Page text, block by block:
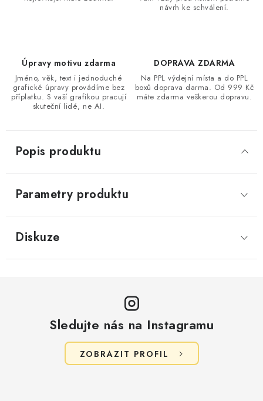
návrh ke schválení.
Úpravy motivu zdarma
Jméno, věk, text i jednoduché
grafické úpravy provádíme bez
příplatku. S vaší grafikou pracují
skuteční lidé, ne AI.
DOPRAVA ZDARMA
Na PPL výdejní místa a do PPL
boxů doprava darma. Od 999 Kč
máte zdarma veškerou dopravu.
Popis produktu
Parametry produktu
Diskuze
Sledujte nás na Instagramu
ZOBRAZIT PROFIL